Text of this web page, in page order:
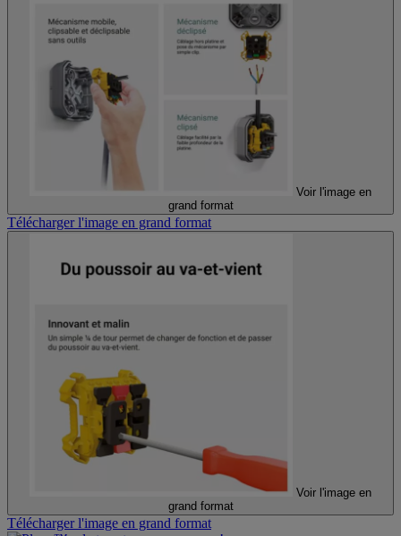
Voir l'image en
grand format
Télécharger l'image en grand format
Voir l'image en
grand format
Télécharger l'image en grand format